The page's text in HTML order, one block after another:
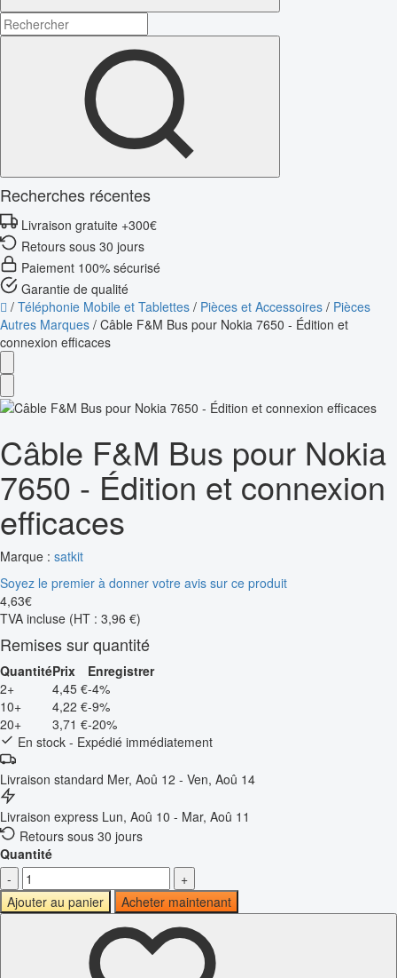
Recherches récentes
Livraison gratuite +300€
Retours sous 30 jours
Paiement 100% sécurisé
Garantie de qualité
/ Téléphonie Mobile et Tablettes / Pièces et Accessoires / Pièces
Autres Marques / Câble F&M Bus pour Nokia 7650 - Édition et
connexion efficaces
Câble F&M Bus pour Nokia
7650 - Édition et connexion
efficaces
Marque : satkit
Soyez le premier à donner votre avis sur ce produit
4,63€
TVA incluse (HT : 3,96 €)
Remises sur quantité
QuantitéPrix
Enregistrer
2+
4,45 €-4%
10+
4,22 €-9%
20+
3,71 €-20%
En stock - Expédié immédiatement
Livraison standard Mer, Aoû 12 - Ven, Aoû 14
Livraison express Lun, Aoû 10 - Mar, Aoû 11
Retours sous 30 jours
Quantité
-
+
Ajouter au panier
Acheter maintenant